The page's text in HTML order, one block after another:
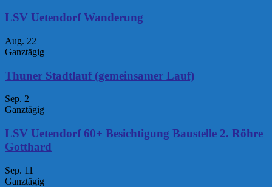
LSV Uetendorf Wanderung
Aug. 22
Ganztägig
Thuner Stadtlauf (gemeinsamer Lauf)
Sep. 2
Ganztägig
LSV Uetendorf 60+ Besichtigung Baustelle 2. Röhre
Gotthard
Sep. 11
Ganztägig